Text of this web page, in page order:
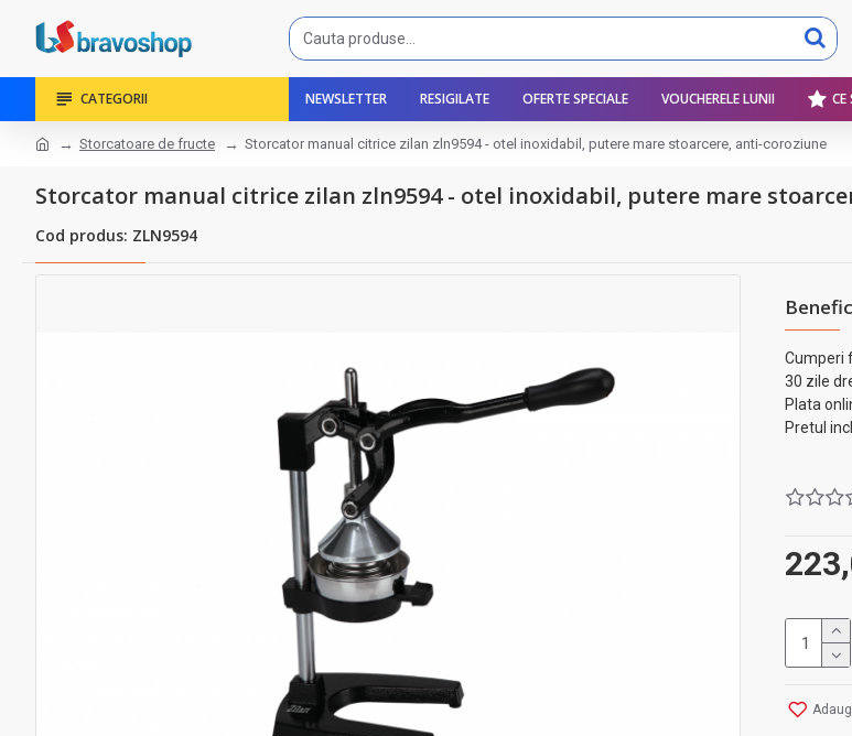
CATEGORII NEWSLETTER RESIGILATE OFERTE SPECIALE VOUCHERELE LUNII CE
Storcatoare de fructe Storcator manual citrice zilan zln9594 - otel inoxidabil, putere mare stoarcere, anti-coroziune
Storcator manual citrice zilan zln9594 - otel inoxidabil, putere mare
Cod produs: ZLN9594
Cumperi
30 zile
Plata
Pretul